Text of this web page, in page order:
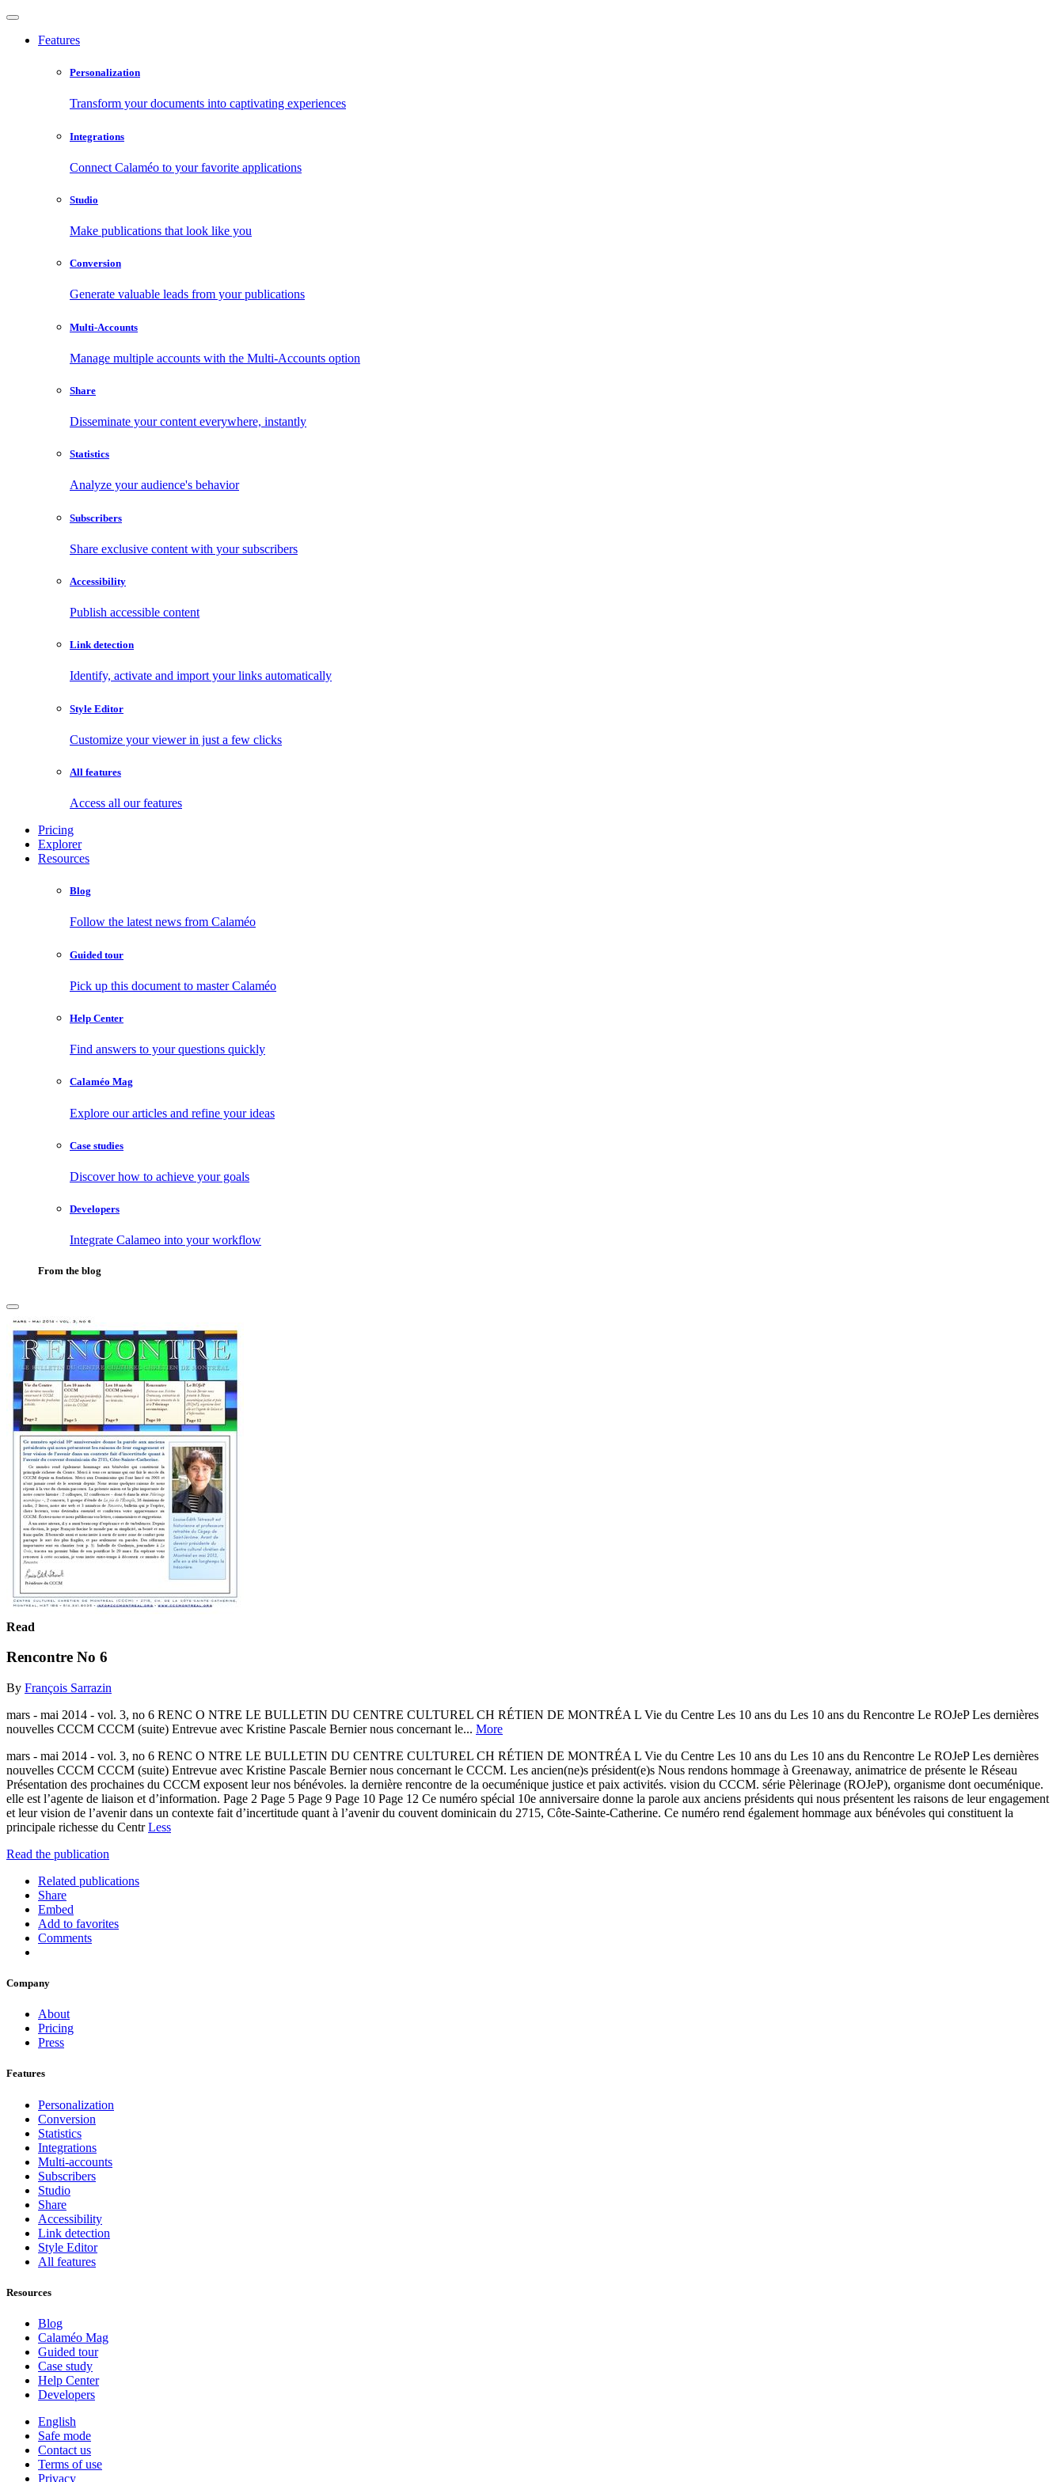
Features
Personalization
Transform your documents into captivating experiences
Integrations
Connect Calaméo to your favorite applications
Studio
Make publications that look like you
Conversion
Generate valuable leads from your publications
Multi-Accounts
Manage multiple accounts with the Multi-Accounts option
Share
Disseminate your content everywhere, instantly
Statistics
Analyze your audience's behavior
Subscribers
Share exclusive content with your subscribers
Accessibility
Publish accessible content
Link detection
Identify, activate and import your links automatically
Style Editor
Customize your viewer in just a few clicks
All features
Access all our features
Pricing
Explorer
Resources
Blog
Follow the latest news from Calaméo
Guided tour
Pick up this document to master Calaméo
Help Center
Find answers to your questions quickly
Calaméo Mag
Explore our articles and refine your ideas
Case studies
Discover how to achieve your goals
Developers
Integrate Calameo into your workflow
From the blog
Read
Rencontre No 6
By François Sarrazin
mars - mai 2014 - vol. 3, no 6 RENC O NTRE LE BULLETIN DU CENTRE CULTUREL CH RÉTIEN DE MONTRÉA L Vie du Centre Les 10 ans du Les 10 ans du Rencontre Le ROJeP Les dernières
nouvelles CCCM CCCM (suite) Entrevue avec Kristine Pascale Bernier nous concernant le... More
mars - mai 2014 - vol. 3, no 6 RENC O NTRE LE BULLETIN DU CENTRE CULTUREL CH RÉTIEN DE MONTRÉA L Vie du Centre Les 10 ans du Les 10 ans du Rencontre Le ROJeP Les dernières
nouvelles CCCM CCCM (suite) Entrevue avec Kristine Pascale Bernier nous concernant le CCCM. Les ancien(ne)s président(e)s Nous rendons hommage à Greenaway, animatrice de présente le Réseau
Présentation des prochaines du CCCM exposent leur nos bénévoles. la dernière rencontre de la oecuménique justice et paix activités. vision du CCCM. série Pèlerinage (ROJeP), organisme dont oecuménique.
elle est l’agente de liaison et d’information. Page 2 Page 5 Page 9 Page 10 Page 12 Ce numéro spécial 10e anniversaire donne la parole aux anciens présidents qui nous présentent les raisons de leur engagement
et leur vision de l’avenir dans un contexte fait d’incertitude quant à l’avenir du couvent dominicain du 2715, Côte-Sainte-Catherine. Ce numéro rend également hommage aux bénévoles qui constituent la
principale richesse du CentrLess
Read the publication
Related publications
Share
Embed
Add to favorites
Comments
Company
About
Pricing
Press
Features
Personalization
Conversion
Statistics
Integrations
Multi-accounts
Subscribers
Studio
Share
Accessibility
Link detection
Style Editor
All features
Resources
Blog
Calaméo Mag
Guided tour
Case study
Help Center
Developers
English
Safe mode
Contact us
Terms of use
Privacy